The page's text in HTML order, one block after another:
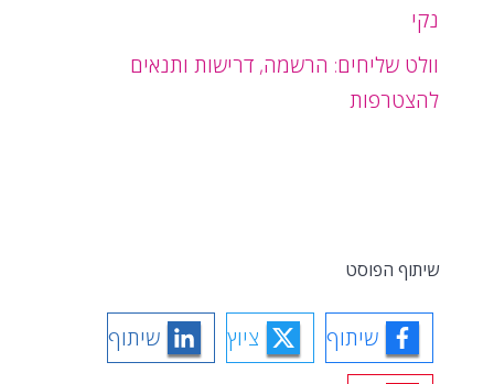
נקי
וולט שליחים: הרשמה, דרישות ותנאים
להצטרפות
שיתוף הפוסט
שיתוף ציוץ שיתוף